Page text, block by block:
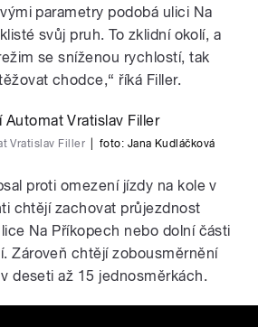
parametry podobá ulici Na
svůj pruh. To zklidní okolí, a
se sníženou rychlostí, tak
chodce,“ říká Filler.
Vratislav Filler foto: Jana Kudláčková
proti omezení jízdy na kole v
chtějí zachovat průjezdnost
Na Příkopech nebo dolní části
Zároveň chtějí zobousměrnění
deseti až 15 jednosměrkách.